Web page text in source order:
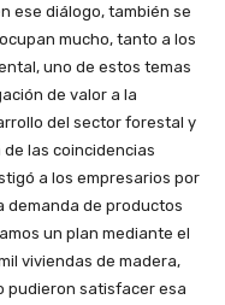
ese diálogo, también se
mucho, tanto a los
uno de estos temas
de valor a la
del sector forestal y
las coincidencias
a los empresarios por
demanda de productos
un plan mediante el
viviendas de madera,
pudieron satisfacer esa